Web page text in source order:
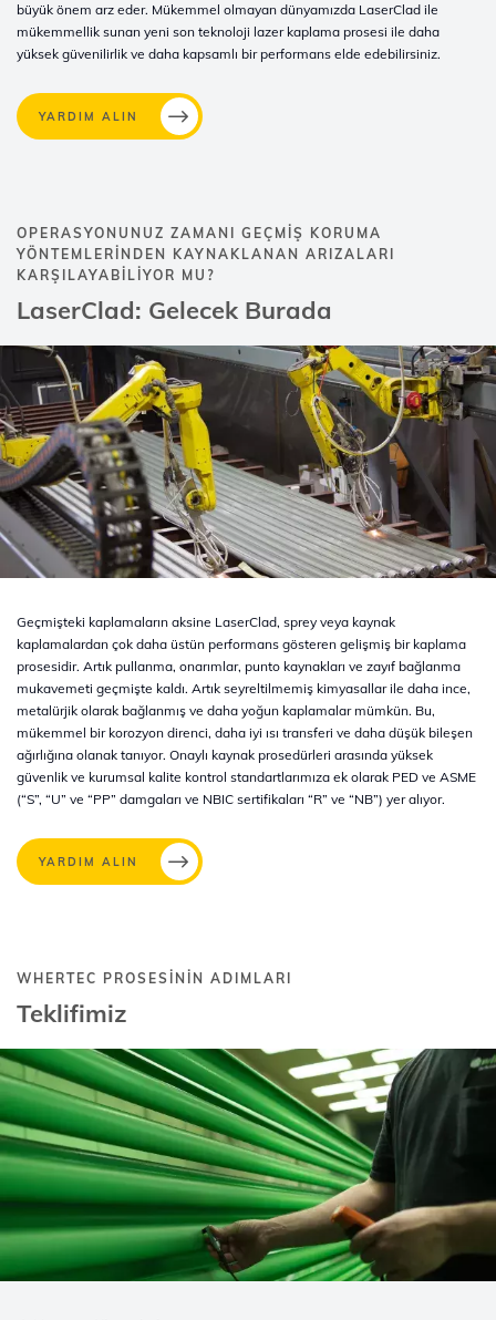
büyük önem arz eder. Mükemmel olmayan dünyamızda LaserClad ile
mükemmellik sunan yeni son teknoloji lazer kaplama prosesi ile daha
yüksek güvenilirlik ve daha kapsamlı bir performans elde edebilirsiniz.
YARDIM ALIN
OPERASYONUNUZ ZAMANI GEÇMIŞ KORUMA
YÖNTEMLERINDEN KAYNAKLANAN ARIZALARI
KARŞILAYABILIYOR MU?
LaserClad: Gelecek Burada
Geçmişteki kaplamaların aksine LaserClad, sprey veya kaynak
kaplamalardan çok daha üstün performans gösteren gelişmiş bir kaplama
prosesidir. Artık pullanma, onarımlar, punto kaynakları ve zayıf bağlanma
mukavemeti geçmişte kaldı. Artık seyreltilmemiş kimyasallar ile daha ince,
metalürjik olarak bağlanmış ve daha yoğun kaplamalar mümkün. Bu,
mükemmel bir korozyon direnci, daha iyi ısı transferi ve daha düşük bileşen
ağırlığına olanak tanıyor. Onaylı kaynak prosedürleri arasında yüksek
güvenlik ve kurumsal kalite kontrol standartlarımıza ek olarak PED ve ASME
(“S”, “U” ve “PP” damgaları ve NBIC sertifikaları “R” ve “NB”) yer alıyor.
YARDIM ALIN
WHERTEC PROSESININ ADIMLARI
Teklifimiz